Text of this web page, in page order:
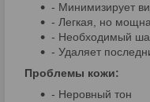
- Минимизирует
- Легкая, но
- Необходимый
- Удаляет
Проблемы кожи:
- Неровный тон